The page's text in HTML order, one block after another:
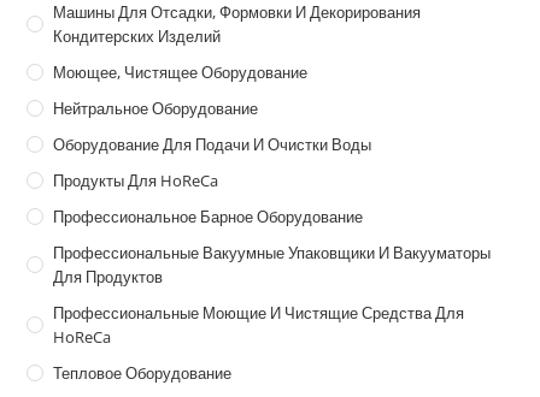
Машины Для Отсадки, Формовки И Декорирования
Кондитерских Изделий
Моющее, Чистящее Оборудование
Нейтральное Оборудование
Оборудование Для Подачи И Очистки Воды
Продукты Для HoReCa
Профессиональное Барное Оборудование
Профессиональные Вакуумные Упаковщики И Вакууматоры
Для Продуктов
Профессиональные Моющие И Чистящие Средства Для
HoReCa
Тепловое Оборудование